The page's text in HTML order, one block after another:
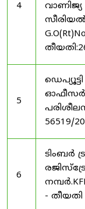
4
വാണിജ്യ
5
56519/
6
ടിംബർ
- തീയതി